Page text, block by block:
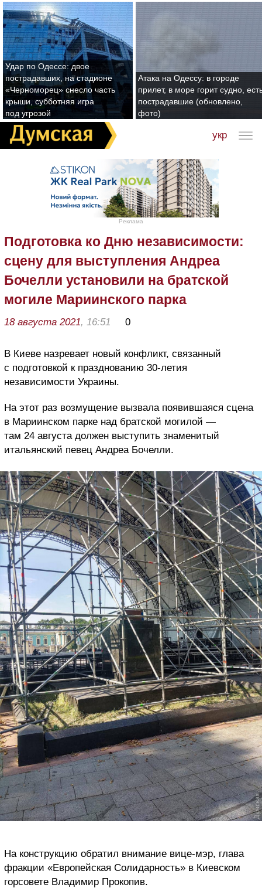
Удар по Одессе: двое
пострадавших, на стадионе
«Черноморец» снесло часть
крыши, субботняя игра
под угрозой
Атака на Одессу: в городе
прилет, в море горит судно,
пострадавшие (обновлено,
фото)
укр
Реклама
Подготовка ко Дню независимости:
сцену для выступления Андреа
Бочелли установили на братской
могиле Мариинского парка
18 августа 2021, 16:51 0
В Киеве назревает новый конфликт, связанный
с подготовкой к празднованию 30-летия
независимости Украины.
На этот раз возмущение вызвала появившаяся сцена
в Мариинском парке над братской могилой —
там 24 августа должен выступить знаменитый
итальянский певец Андреа Бочелли.
На конструкцию обратил внимание вице-мэр, глава
фракции «Европейская Солидарность» в Киевском
горсовете Владимир Прокопив.